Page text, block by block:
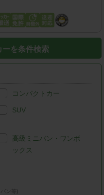
ーを条件検索
コンパクトカー
SUV
高級ミニバン・ワンボ
ックス
ン等)